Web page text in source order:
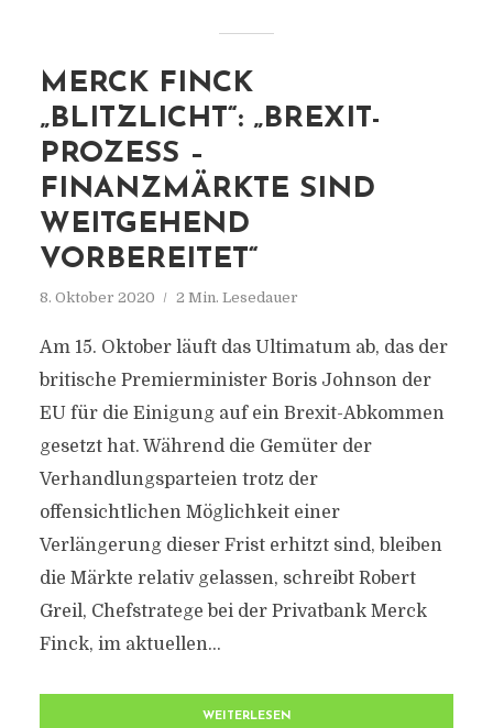
MERCK FINCK
„BLITZLICHT“: „BREXIT-
PROZESS –
FINANZMÄRKTE SIND
WEITGEHEND
VORBEREITET“
8. Oktober 2020 2 Min. Lesedauer
Am 15. Oktober läuft das Ultimatum ab, das der
britische Premierminister Boris Johnson der
EU für die Einigung auf ein Brexit-Abkommen
gesetzt hat. Während die Gemüter der
Verhandlungsparteien trotz der
offensichtlichen Möglichkeit einer
Verlängerung dieser Frist erhitzt sind, bleiben
die Märkte relativ gelassen, schreibt Robert
Greil, Chefstratege bei der Privatbank Merck
Finck, im aktuellen...
WEITERLESEN